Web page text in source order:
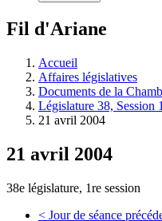
à
législative.
Fil d'Ariane
Accueil
Affaires législatives
Documents de la
Législature 38, Session 1
21 avril 2004
21 avril 2004
38e législature, 1re session
< Jour de séance